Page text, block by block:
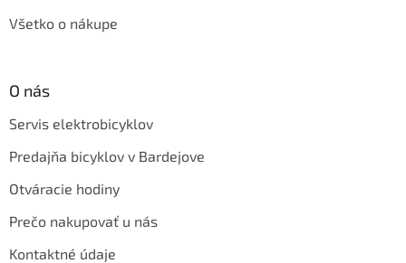
Všetko o nákupe
O nás
Servis elektrobicyklov
Predajňa bicyklov v Bardejove
Otváracie hodiny
Prečo nakupovať u nás
Kontaktné údaje